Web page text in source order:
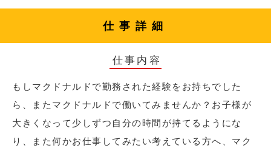
仕事詳細
仕事内容
もしマクドナルドで勤務された経験をお持ちでした
ら、またマクドナルドで働いてみませんか？お子様が
大きくなって少しずつ自分の時間が持てるようにな
り、また何かお仕事してみたい考えている方へ、マク